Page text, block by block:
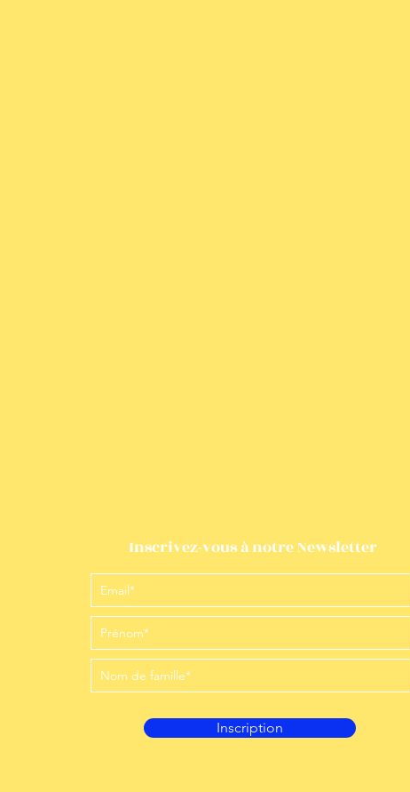
Inscrivez-vous à notre Newsletter
Inscription